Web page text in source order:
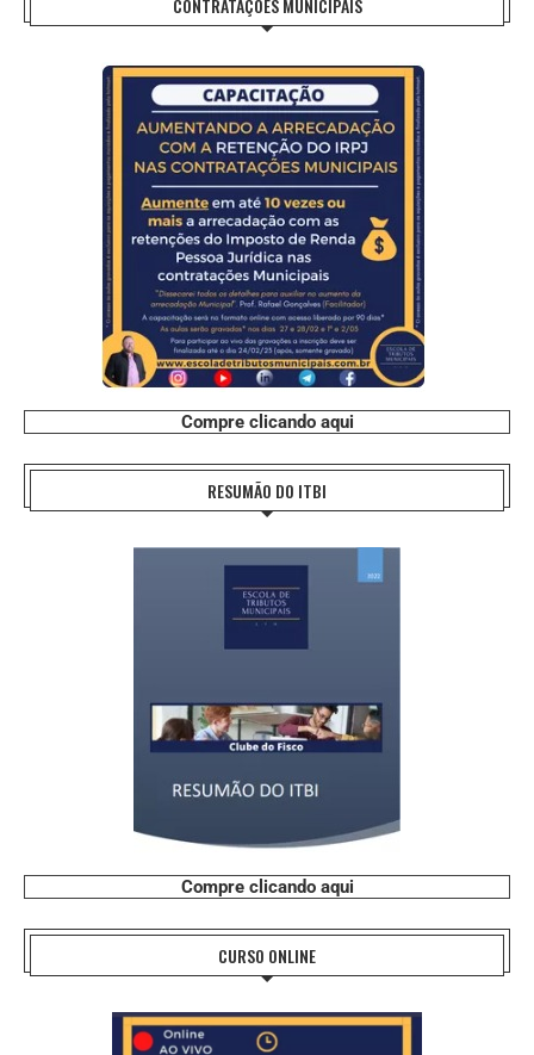
CONTRATAÇÕES MUNICIPAIS
Compre clicando aqui
RESUMÃO DO ITBI
Compre clicando aqui
CURSO ONLINE